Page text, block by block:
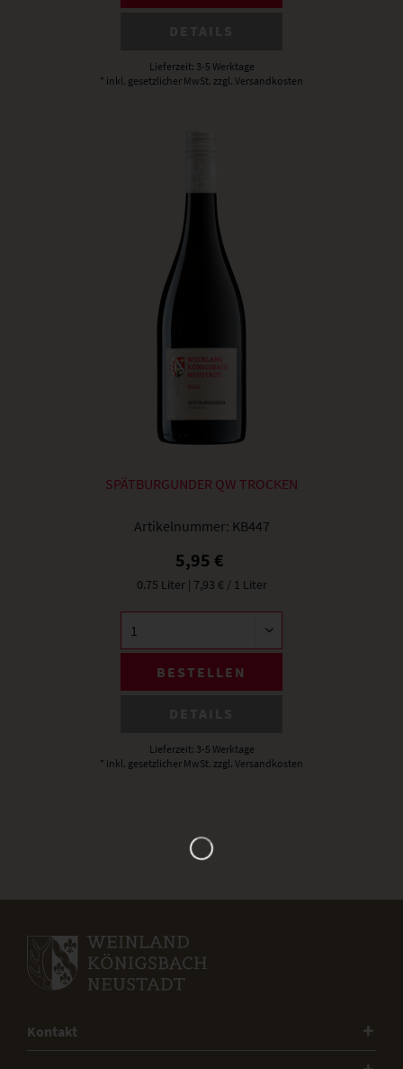
Lieferzeit: 3-5 Werktage
* inkl. gesetzlicher MwSt.zzgl. Versandkosten
SPÄTBURGUNDER QW TROCKEN
Artikelnummer: KB447
5,95 €
0.75 Liter | 7,93 € / 1 Liter
BESTELLEN
Lieferzeit: 3-5 Werktage
* inkl. gesetzlicher MwSt.zzgl. Versandkosten
Kontakt